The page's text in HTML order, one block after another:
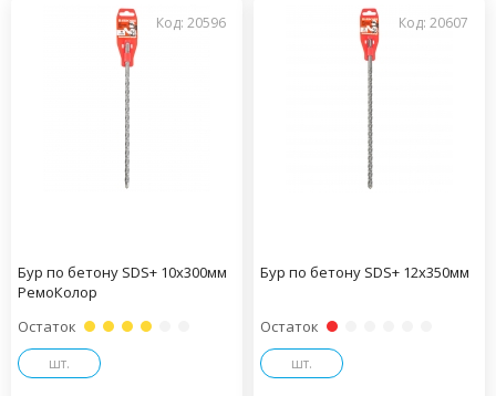
Код: 20596
Бур по бетону SDS+ 10х300мм
РемоКолор
Остаток
шт.
Код: 20607
Бур по бетону SDS+ 12х350мм
Остаток
шт.